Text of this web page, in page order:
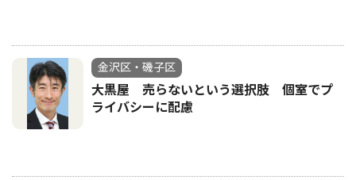
金沢区・磯子区
大黒屋 売らないという選択肢 個室でプ
ライバシーに配慮